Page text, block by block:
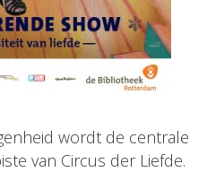
wordt de centrale
van Circus der Liefde.